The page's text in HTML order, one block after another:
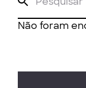
Não foram